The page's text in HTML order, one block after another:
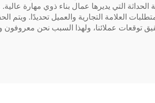
التي يديرها عمال بناء ذوي مهارة عالية.
لمتطلبات العلامة التجارية والعميل تحديدًا.
توقعات عملائنا، ولهذا السبب نحن معروفون